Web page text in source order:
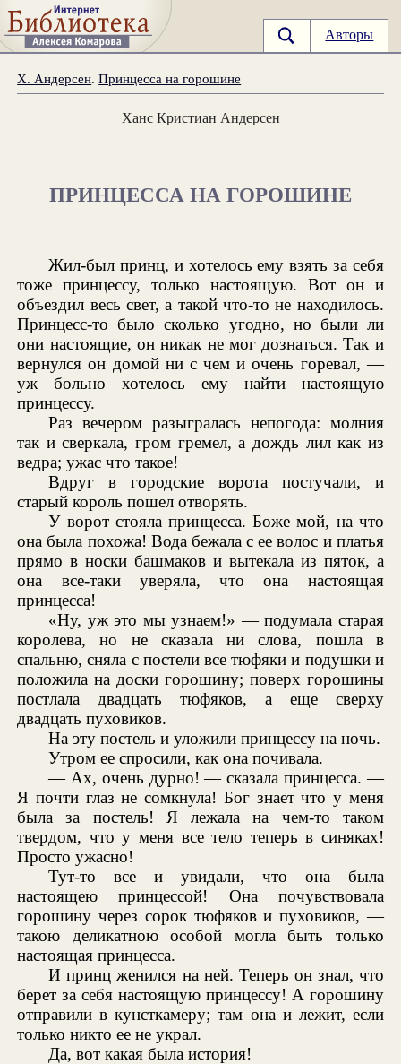
Авторы
Х. Андерсен.Принцесса на горошине
Ханс Кристиан Андерсен
ПРИНЦЕССА НА ГОРОШИНЕ
Жил-был принц, и хотелось ему взять за себя
тоже принцессу, только настоящую. Вот он и
объездил весь свет, а такой что-то не находилось.
Принцесс-то было сколько угодно, но были ли
они настоящие, он никак не мог дознаться. Так и
вернулся он домой ни с чем и очень горевал, —
уж больно хотелось ему найти настоящую
принцессу.
Раз вечером разыгралась непогода: молния
так и сверкала, гром гремел, а дождь лил как из
ведра; ужас что такое!
Вдруг в городские ворота постучали, и
старый король пошел отворять.
У ворот стояла принцесса. Боже мой, на что
она была похожа! Вода бежала с ее волос и платья
прямо в носки башмаков и вытекала из пяток, а
она все-таки уверяла, что она настоящая
принцесса!
«Ну, уж это мы узнаем!» — подумала старая
королева, но не сказала ни слова, пошла в
спальню, сняла с постели все тюфяки и подушки и
положила на доски горошину; поверх горошины
постлала двадцать тюфяков, а еще сверху
двадцать пуховиков.
На эту постель и уложили принцессу на ночь.
Утром ее спросили, как она почивала.
— Ах, очень дурно! — сказала принцесса. —
Я почти глаз не сомкнула! Бог знает что у меня
была за постель! Я лежала на чем-то таком
твердом, что у меня все тело теперь в синяках!
Просто ужасно!
Тут-то все и увидали, что она была
настоящею принцессой! Она почувствовала
горошину через сорок тюфяков и пуховиков, —
такою деликатною особой могла быть только
настоящая принцесса.
И принц женился на ней. Теперь он знал, что
берет за себя настоящую принцессу! А горошину
отправили в кунсткамеру; там она и лежит, если
только никто ее не украл.
Да, вот какая была история!